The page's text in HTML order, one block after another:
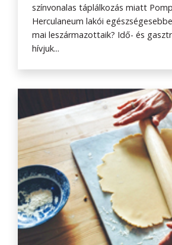
színvonalas táplálkozás miatt
Herculaneum lakói
mai leszármazottaik? Idő- és
hívjuk...